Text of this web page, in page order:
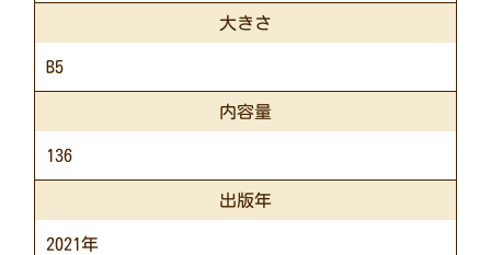
大きさ
B5
内容量
136
出版年
2021年